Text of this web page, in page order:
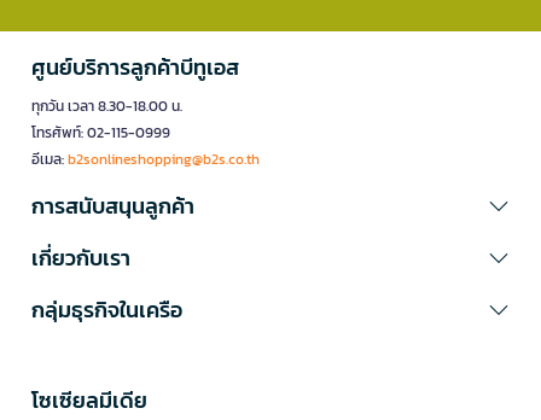
ศูนย์บริการลูกค้าบีทูเอส
ทุกวัน เวลา 8.30-18.00 น.
โทรศัพท์: 02-115-0999
อีเมล:b2sonlineshopping@b2s.co.th
การสนับสนุนลูกค้า
เกี่ยวกับเรา
กลุ่มธุรกิจในเครือ
โซเซียลมีเดีย​